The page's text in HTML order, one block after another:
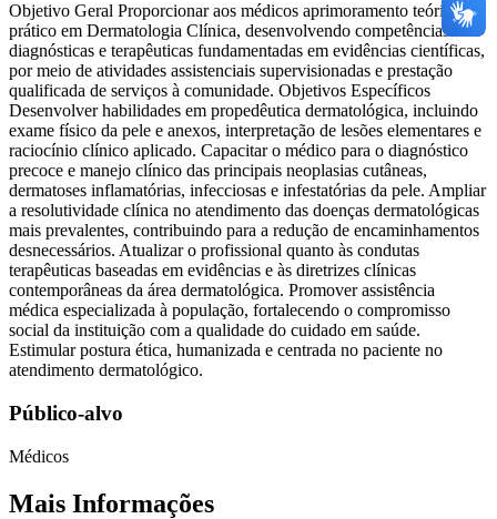
Objetivo Geral Proporcionar aos médicos aprimoramento teórico-
prático em Dermatologia Clínica, desenvolvendo competências
diagnósticas e terapêuticas fundamentadas em evidências científicas,
por meio de atividades assistenciais supervisionadas e prestação
qualificada de serviços à comunidade. Objetivos Específicos
Desenvolver habilidades em propedêutica dermatológica, incluindo
exame físico da pele e anexos, interpretação de lesões elementares e
raciocínio clínico aplicado. Capacitar o médico para o diagnóstico
precoce e manejo clínico das principais neoplasias cutâneas,
dermatoses inflamatórias, infecciosas e infestatórias da pele. Ampliar
a resolutividade clínica no atendimento das doenças dermatológicas
mais prevalentes, contribuindo para a redução de encaminhamentos
desnecessários. Atualizar o profissional quanto às condutas
terapêuticas baseadas em evidências e às diretrizes clínicas
contemporâneas da área dermatológica. Promover assistência
médica especializada à população, fortalecendo o compromisso
social da instituição com a qualidade do cuidado em saúde.
Estimular postura ética, humanizada e centrada no paciente no
atendimento dermatológico.
Público-alvo
Médicos
Mais Informações